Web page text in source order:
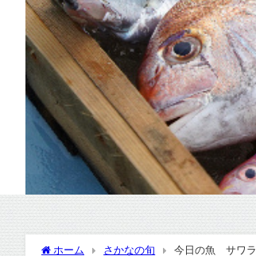
ホーム さかなの旬 今日の魚 サワラ